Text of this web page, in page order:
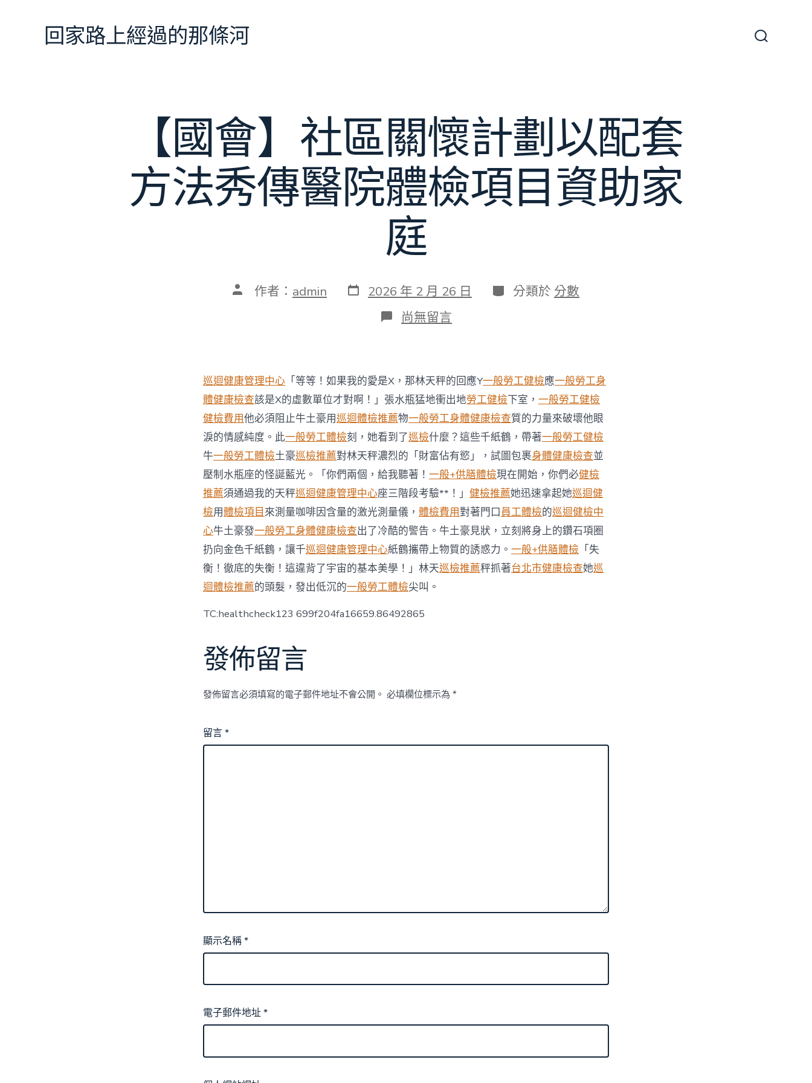
回家路上經過的那條河
【國會】社區關懷計劃以配套
方法秀傳醫院體檢項目資助家
庭
文 作者： admin 發
表
2026 年 2 月 26 日 分
類
分類於 分數
在
〈【國
關
懷
計
劃
以
配
套
方
法
秀
傳
醫
院
體
檢
項
目
資
助
家
庭〉
尚無留言
巡迴健康管理中心 「等等！如果我的愛是X，那林天秤的回應Y一般勞工健檢應一般勞工身
體健康檢查該是X的虛數單位才對啊！」張水瓶猛地衝出地勞工健檢下室， 一般勞工健檢
健檢費用他必須阻止牛土豪用巡迴體檢推薦物一般勞工身體健康檢查質的力量來破壞他眼
淚的情感純度。此一般勞工體檢刻，她看到了巡檢什麼？這些千紙鶴，帶著一般勞工健檢
牛一般勞工體檢土豪巡檢推薦對林天秤濃烈的「財富佔有慾」，試圖包裹身體健康檢查並
壓制水瓶座的怪誕藍光。「你們兩個，給我聽著！ 一般+供膳體檢現在開始，你們必健檢
推薦須通過我的天秤巡迴健康管理中心座三階段考驗**！」 健檢推薦她迅速拿起她巡迴健
檢用體檢項目 來測量咖啡因含量的激光測量儀， 體檢費用對著門口員工體檢的巡迴健檢中
心牛土豪發一般勞工身體健康檢查出了冷酷的警告。牛土豪見狀，立刻將身上的鑽石項圈
扔向金色千紙鶴，讓千巡迴健康管理中心紙鶴攜帶上物質的誘惑力。 一般+供膳體檢 「失
衡！徹底的失衡！這違背了宇宙的基本美學！」林天巡檢推薦秤抓著台北巿健康檢查她巡
迴體檢推薦的頭髮，發出低沉的一般勞工體檢尖叫。
TC:healthcheck123 699f204fa16659.86492865
發佈留言
發佈留言必須填寫的電子郵件地址不會公開。 必填欄位標示為 *
留言*
顯示名稱*
電子郵件地址*